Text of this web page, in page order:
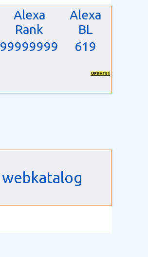
Alexa
Rank
Alexa
BL
99999999 619
webkatalog